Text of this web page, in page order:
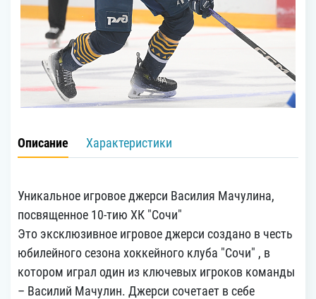
Описание Характеристики
Уникальное игровое джерси Василия Мачулина,
посвященное 10-тию ХК "Сочи"
Это эксклюзивное игровое джерси создано в честь
юбилейного сезона хоккейного клуба "Сочи" , в
котором играл один из ключевых игроков команды
– Василий Мачулин. Джерси сочетает в себе